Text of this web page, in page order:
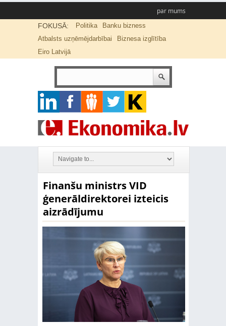
par mums
FOKUSĀ: Politika
Banku bizness
Atbalsts uzņēmējdarbībai
Biznesa izglītība
Eiro Latvijā
Finanšu ministrs VID
ģenerāldirektorei izteicis
aizrādījumu